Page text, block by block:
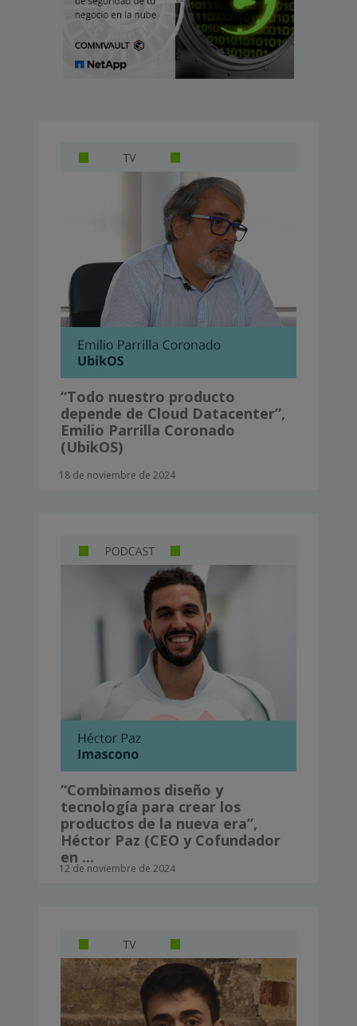
“Todo nuestro producto
depende de Cloud Datacenter”,
Emilio Parrilla Coronado
(UbikOS)
18 de noviembre de 2024
“Combinamos diseño y
tecnología para crear los
productos de la nueva era”,
Héctor Paz (CEO y Cofundador
en ...
12 de noviembre de 2024